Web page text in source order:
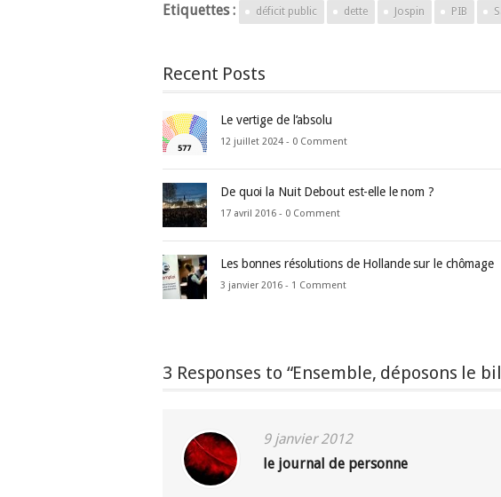
Etiquettes : déficit public dette Jospin PIB
Recent Posts
Le vertige de l’absolu
12 juillet 2024 - 0 Comment
De quoi la Nuit Debout est-elle le nom ?
17 avril 2016 - 0 Comment
Les bonnes résolutions de Hollande sur le chômage
3 janvier 2016 - 1 Comment
3 Responses to “Ensemble, déposons le
9 janvier 2012
le journal de personne